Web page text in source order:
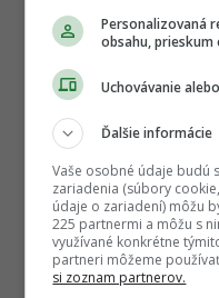
Personalizovaná
obsahu, prieskum
Uchovávanie
Ďalšie informácie
Vaše osobné údaje budú
zariadenia (súbory
údaje o zariadení) môžu
225 partnermi a môžu s
využívané konkrétne
partneri môžeme
si zoznam partnerov.